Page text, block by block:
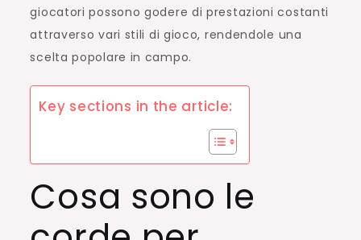
giocatori possono godere di prestazioni costanti
attraverso vari stili di gioco, rendendole una
scelta popolare in campo.
Key sections in the article:
Cosa sono le